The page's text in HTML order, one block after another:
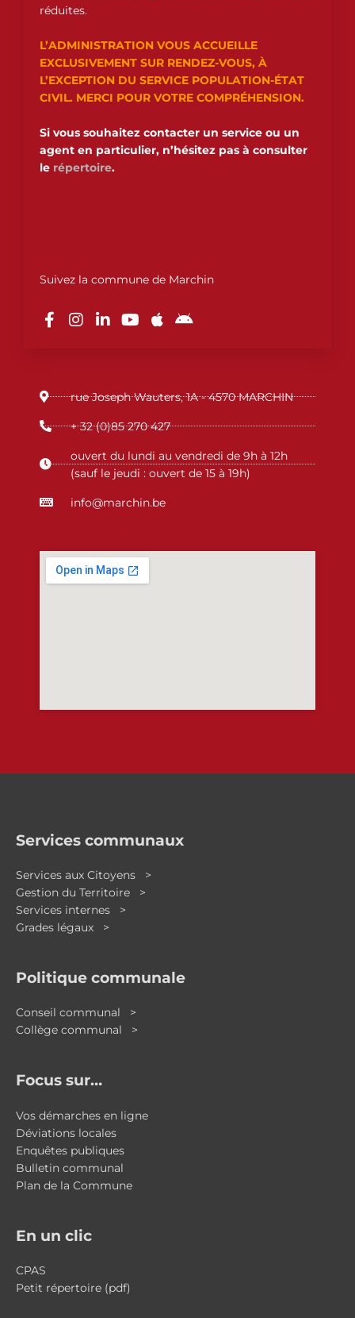
réduites.
L’ADMINISTRATION VOUS ACCUEILLE
EXCLUSIVEMENT SUR RENDEZ-VOUS, À
L’EXCEPTION DU SERVICE POPULATION-ÉTAT
CIVIL. MERCI POUR VOTRE COMPRÉHENSION.
Si vous souhaitez contacter un service ou un
agent en particulier, n’hésitez pas à consulter
le répertoire.
Suivez la commune de Marchin
a
c
o
f
n
s
a
m
n
n
-
i
n
o
u
e
p
p
n
d
d
rue Joseph Wauters, 1A - 4570 MARCHIN
+ 32 (0)85 270 427
ouvert du lundi au vendredi de 9h à 12h
(sauf le jeudi : ouvert de 15 à 19h)
info@marchin.be
Services communaux
Services aux Citoyens >
Gestion du Territoire >
Services internes >
Grades légaux >
Politique communale
Conseil communal >
Collège communal >
Focus sur…
Vos démarches en ligne
Déviations locales
Enquêtes publiques
Bulletin communal
Plan de la Commune
En un clic
CPAS
Petit répertoire (pdf)